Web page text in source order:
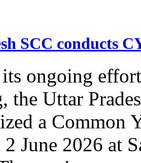
SCC conducts
ongoing
the Uttar
a Common
2 June 2026 at